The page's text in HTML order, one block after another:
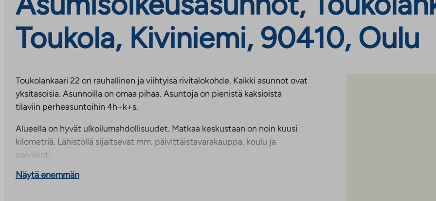
Toukola, Kiviniemi, 90410, Oulu
Toukolankaari 22 on rauhallinen ja viihtyisä rivitalokohde. Kaikki asunnot ovat
yksitasoisia. Asunnoilla on omaa pihaa. Asuntoja on pienistä kaksioista
tilaviin perheasuntoihin 4h+k+s.
Alueella on hyvät ulkoilumahdollisuudet. Matkaa keskustaan on noin kuusi
kilometriä. Lähistöllä sijaitsevat mm. päivittäistavarakauppa, koulu ja
päiväkoti.
Näytä enemmän